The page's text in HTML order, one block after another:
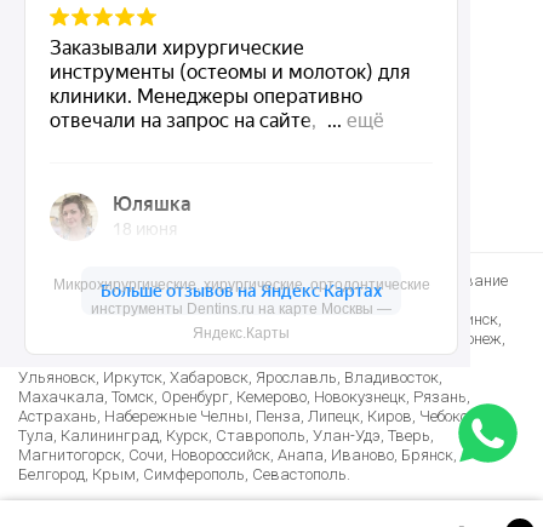
Микрохирургические, хирургические, ортодонтические
инструменты Dentins.ru на карте Москвы —
Яндекс.Карты
Контакты
8 (495) 150-55-92
mail@dentins.ru
Быстро доставим стоматологические инструменты и оборудование
по Москве, Санкт-Петербургу и в другие регионы: Краснодар,
Новосибирск, Екатеринбург, Нижний Новгород, Казань, Челябинск,
Омск, Самара, Ростов-на-Дону, Уфа, Красноярск, Пермь, Воронеж,
Волгоград, Саратов, Тюмень, Тольятти, Ижевск, Барнаул,
Ульяновск, Иркутск, Хабаровск, Ярославль, Владивосток,
Махачкала, Томск, Оренбург, Кемерово, Новокузнецк, Рязань,
Астрахань, Набережные Челны, Пенза, Липецк, Киров, Чебоксары,
Тула, Калининград, Курск, Ставрополь, Улан-Удэ, Тверь,
Магнитогорск, Сочи, Новороссийск, Анапа, Иваново, Брянск,
Белгород, Крым, Симферополь, Севастополь.
Лучшие условия доставки в Армению, Казахстан, Беларусь,